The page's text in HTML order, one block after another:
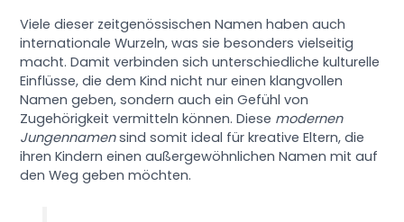
Viele dieser zeitgenössischen Namen haben auch
internationale Wurzeln, was sie besonders vielseitig
macht. Damit verbinden sich unterschiedliche kulturelle
Einflüsse, die dem Kind nicht nur einen klangvollen
Namen geben, sondern auch ein Gefühl von
Zugehörigkeit vermitteln können. Diese modernen
Jungennamensind somit ideal für kreative Eltern, die
ihren Kindern einen außergewöhnlichen Namen mit auf
den Weg geben möchten.